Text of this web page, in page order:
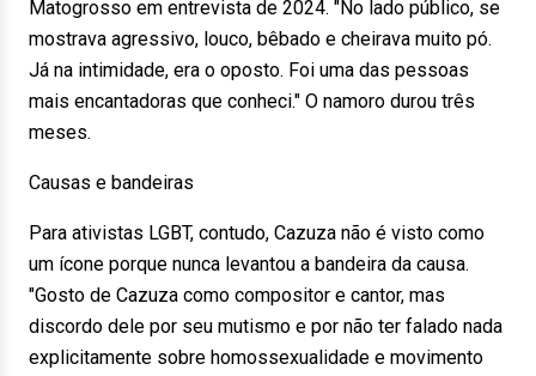
Matogrosso em entrevista de 2024. "No lado público, se
mostrava agressivo, louco, bêbado e cheirava muito pó.
Já na intimidade, era o oposto. Foi uma das pessoas
mais encantadoras que conheci." O namoro durou três
meses.
Causas e bandeiras
Para ativistas LGBT, contudo, Cazuza não é visto como
um ícone porque nunca levantou a bandeira da causa.
"Gosto de Cazuza como compositor e cantor, mas
discordo dele por seu mutismo e por não ter falado nada
explicitamente sobre homossexualidade e movimento